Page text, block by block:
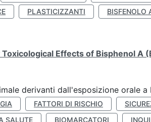
PLASTICIZZANTI BISFENOLO
Effects of Bisphenol A
derivanti dall'esposizione orale a
FATTORI DI RISCHIO
SALUTE BIOMARCATORI